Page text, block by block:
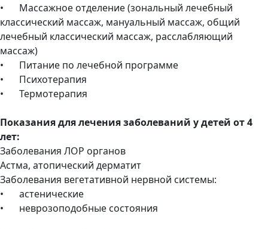
•
Массажное отделение (зональный лечебный
классический массаж, мануальный массаж, общий
лечебный классический массаж, расслабляющий
массаж)
•
Питание по лечебной программе
•
Психотерапия
•
Термотерапия
Показания для лечения заболеваний у детей от 4
лет:
Заболевания ЛОР органов
Астма, атопический дерматит
Заболевания вегетативной нервной системы:
•
астенические
•
неврозоподобные состояния